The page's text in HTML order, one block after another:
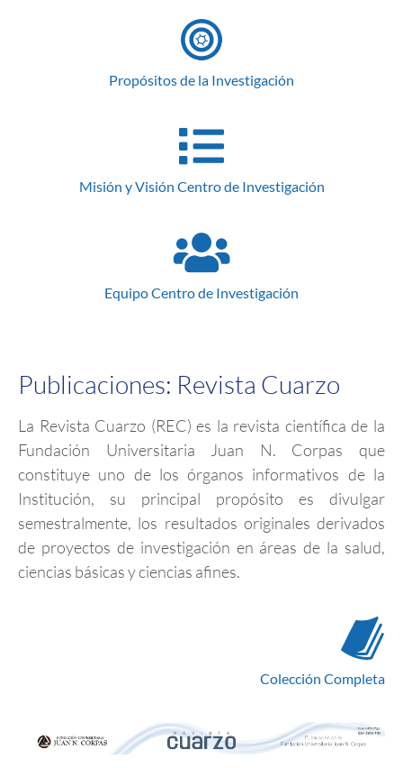
Propósitos de la Investigación
Misión y Visión Centro de Investigación
Equipo Centro de Investigación
Publicaciones: Revista Cuarzo
La Revista Cuarzo (REC) es la revista científica de la
Fundación Universitaria Juan N. Corpas que
constituye uno de los órganos informativos de la
Institución, su principal propósito es divulgar
semestralmente, los resultados originales derivados
de proyectos de investigación en áreas de la salud,
ciencias básicas y ciencias afines.
Colección Completa